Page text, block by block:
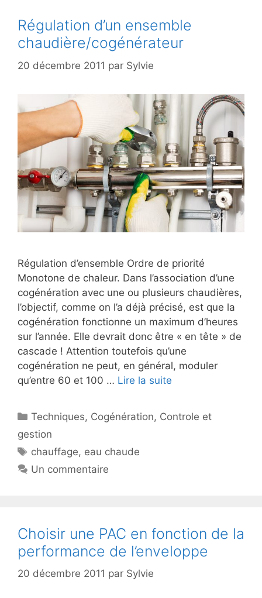
Régulation d’un ensemble
chaudière/cogénérateur
20 décembre 2011 par Sylvie
Régulation d’ensemble Ordre de priorité
Monotone de chaleur. Dans l’association d’une
cogénération avec une ou plusieurs chaudières,
l’objectif, comme on l’a déjà précisé, est que la
cogénération fonctionne un maximum d’heures
sur l’année. Elle devrait donc être « en tête » de
cascade ! Attention toutefois qu’une
cogénération ne peut, en général, moduler
qu’entre 60 et 100 … Lire la suite
Catégories
Techniques, Cogénération, Controle et
gestion
Étiquettes
chauffage, eau chaude
Un commentaire
Choisir une PAC en fonction de la
performance de l’enveloppe
20 décembre 2011 par Sylvie